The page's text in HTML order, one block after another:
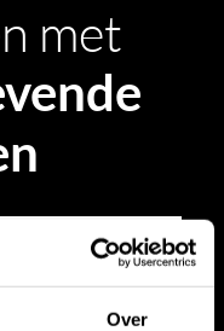
Over
met